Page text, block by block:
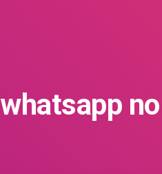
whatsapp